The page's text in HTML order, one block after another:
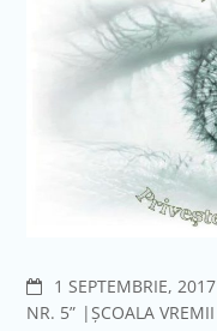
1 SEPTEMBRIE, 2017
NR. 5”
ȘCOALA VREMII